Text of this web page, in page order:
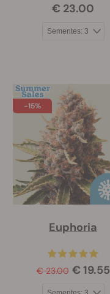
€ 23.00
-15%
Euphoria
€ 23.00 € 19.55